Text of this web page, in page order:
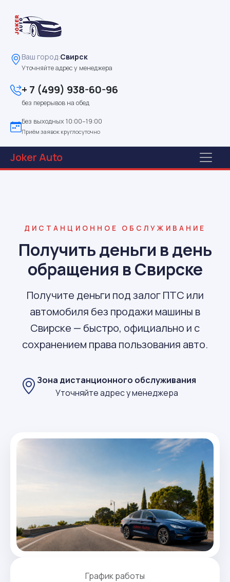
Ваш город:Свирск
Уточняйте адрес у менеджера
+ 7 (499) 938-60-96
без перерывов на обед
Без выходных 10:00–19:00
Приём заявок круглосуточно
JokerAuto
ДИСТАНЦИОННОЕ ОБСЛУЖИВАНИЕ
Получить деньги в день
обращения в Свирске
Получите деньги под залог ПТС или
автомобиля без продажи машины в
Свирске — быстро, официально и с
сохранением права пользования авто.
Зона дистанционного обслуживания
Уточняйте адрес у менеджера
График работы